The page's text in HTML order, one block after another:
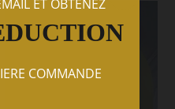
ET OBTENEZ
COMMANDE